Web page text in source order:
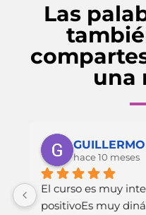
Las
una
hace 10 meses
El curso es muy
positivoEs muy